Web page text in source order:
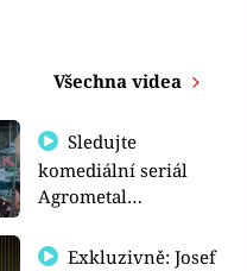
Všechna videa
Sledujte
komediální seriál
Agrometal
prima+
Exkluzivně: Josef